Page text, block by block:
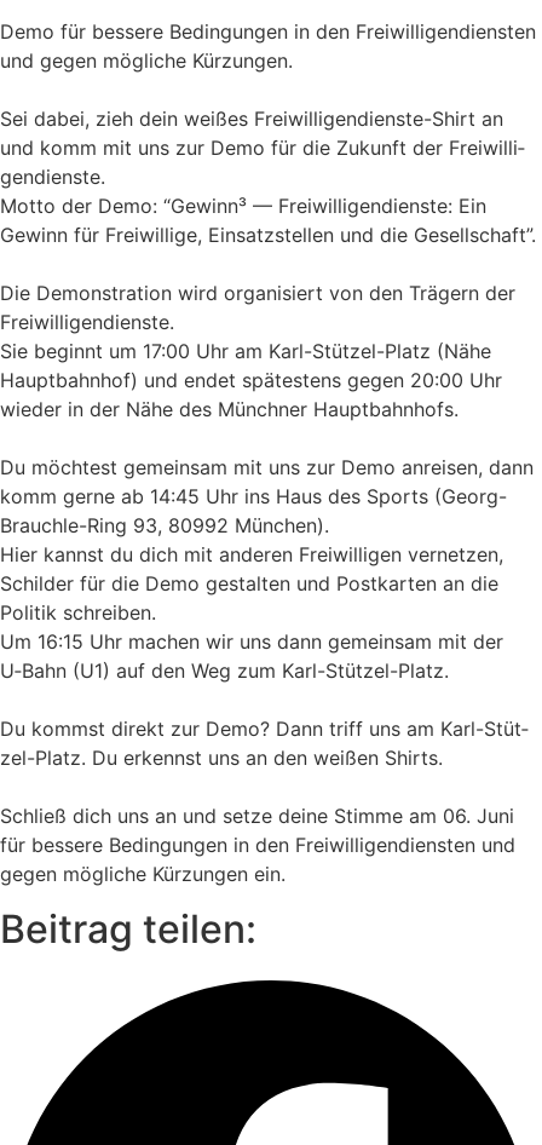
Demo für bes­sere Bedin­gun­gen in den Frei­wil­li­gen­diens­ten
und gegen mög­li­che Kür­zun­gen.
Sei dabei, zieh dein wei­ßes Frei­wil­li­gen­dienste-Shirt an
und komm mit uns zur Demo für die Zukunft der Frei­wil­li­
gen­dienste.
Motto der Demo: “Gewinn³ — Frei­wil­li­gen­dienste: Ein
Gewinn für Frei­wil­lige, Ein­satz­stel­len und die Gesell­schaft”.
Die Demons­tra­tion wird orga­ni­siert von den Trä­gern der
Frei­wil­li­gen­dienste.
Sie beginnt um 17:00 Uhr am Karl-Stüt­zel-Platz (Nähe
Haupt­bahn­hof) und endet spä­tes­tens gegen 20:00 Uhr
wie­der in der Nähe des Münch­ner Haupt­bahn­hofs.
Du möch­test gemein­sam mit uns zur Demo anrei­sen, dann
komm gerne ab 14:45 Uhr ins Haus des Sports (Georg-
Brauchle-Ring 93, 80992 Mün­chen).
Hier kannst du dich mit ande­ren Frei­wil­li­gen ver­net­zen,
Schil­der für die Demo gestal­ten und Post­kar­ten an die
Poli­tik schrei­ben.
Um 16:15 Uhr machen wir uns dann gemein­sam mit der
U‑Bahn (U1) auf den Weg zum Karl-Stüt­zel-Platz.
Du kommst direkt zur Demo? Dann triff uns am Karl-Stüt­
zel-Platz. Du erkennst uns an den wei­ßen Shirts.
Schließ dich uns an und setze deine Stimme am 06. Juni
für bes­sere Bedin­gun­gen in den Frei­wil­li­gen­diens­ten und
gegen mög­li­che Kür­zun­gen ein.
Beitrag teilen: